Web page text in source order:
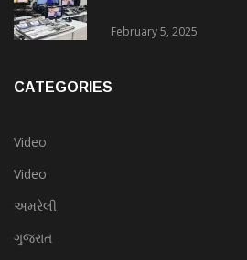
February 5, 2025
CATEGORIES
Video
Video
અમરેલી
ગુજરાત